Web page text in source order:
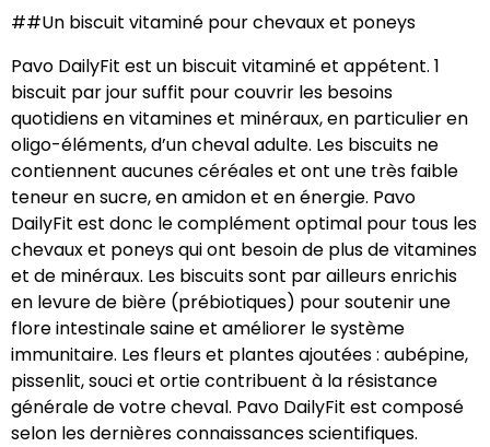
##Un biscuit vitaminé pour chevaux et poneys
Pavo DailyFit est un biscuit vitaminé et appétent. 1
biscuit par jour suffit pour couvrir les besoins
quotidiens en vitamines et minéraux, en particulier en
oligo-éléments, d’un cheval adulte. Les biscuits ne
contiennent aucunes céréales et ont une très faible
teneur en sucre, en amidon et en énergie. Pavo
DailyFit est donc le complément optimal pour tous les
chevaux et poneys qui ont besoin de plus de vitamines
et de minéraux. Les biscuits sont par ailleurs enrichis
en levure de bière (prébiotiques) pour soutenir une
flore intestinale saine et améliorer le système
immunitaire. Les fleurs et plantes ajoutées : aubépine,
pissenlit, souci et ortie contribuent à la résistance
générale de votre cheval. Pavo DailyFit est composé
selon les dernières connaissances scientifiques.